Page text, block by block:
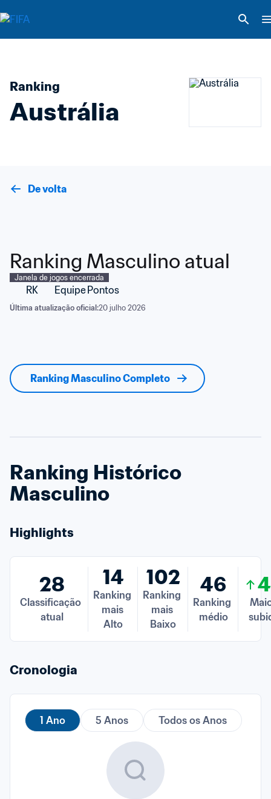
Ranking
Austrália
De volta
Ranking Masculino atual
Janela de jogos encerrada
RK Equipe Pontos
Última atualização oficial:20 julho 2026
Ranking Masculino Completo
Ranking Histórico
Masculino
Highlights
28
Classificação
atual
14
Ranking
mais
Alto
102
Ranking
mais
Baixo
46
Ranking
médio
Cronologia
1 Ano 5 Anos Todos os Anos